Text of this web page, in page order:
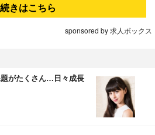
続きはこちら
sponsored by 求人ボックス
がたくさん…日々成長